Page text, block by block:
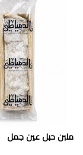
ملبن حبل عين جمل